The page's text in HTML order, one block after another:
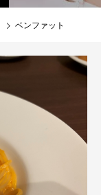
ベンファット